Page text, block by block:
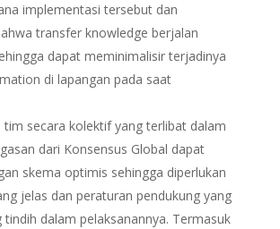
implementasi tersebut dan
transfer knowledge berjalan
dapat meminimalisir terjadinya
di lapangan pada saat
tim secara kolektif yang terlibat dalam
dari Konsensus Global dapat
skema optimis sehingga diperlukan
jelas dan peraturan pendukung yang
dalam pelaksanannya. Termasuk